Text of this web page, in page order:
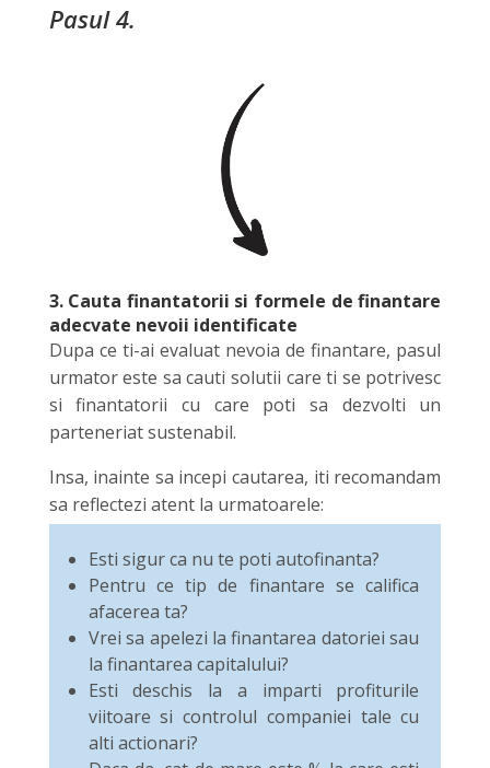
Pasul 4.
3. Cauta finantatorii si formele de finantare
adecvate nevoii identificate
Dupa ce ti-ai evaluat nevoia de finantare, pasul
urmator este sa cauti solutii care ti se potrivesc
si finantatorii cu care poti sa dezvolti un
parteneriat sustenabil.
Insa, inainte sa incepi cautarea, iti recomandam
sa reflectezi atent la urmatoarele:
Esti sigur ca nu te poti autofinanta?
Pentru ce tip de finantare se califica
afacerea ta?
Vrei sa apelezi la finantarea datoriei sau
la finantarea capitalului?
Esti deschis la a imparti profiturile
viitoare si controlul companiei tale cu
alti actionari?